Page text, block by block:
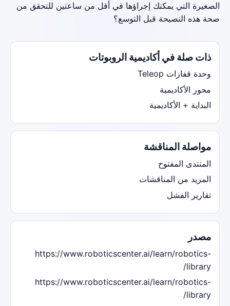
الصغيرة التي يمكنك إجراؤها في أقل من ساعتين للتحقق من
صحة هذه النصيحة قبل التوسع؟
ذات صلة في أكاديمية الروبوتات
وحدة قفازات Teleop
محور الأكاديمية
البداية + الأكاديمية
مواصلة المناقشة
المنتدى المفتوح
المزيد من المناقشات
تقارير الفشل
مصدر
https://www.roboticscenter.ai/learn/robotics-
library/
https://www.roboticscenter.ai/learn/robotics-
library/